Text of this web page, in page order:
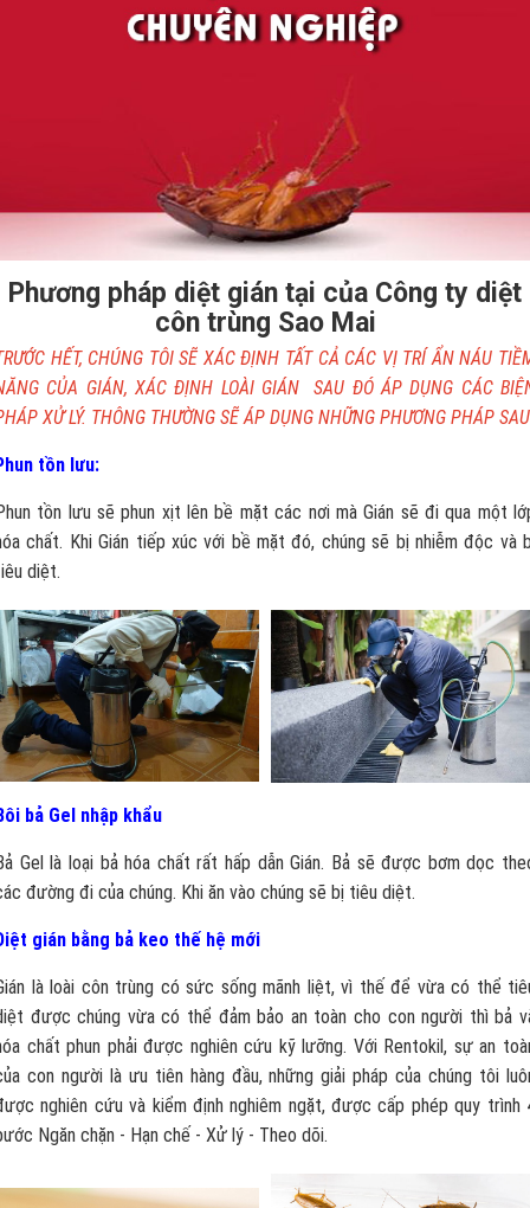
Phương pháp diệt gián tại của Công ty diệt
côn trùng Sao Mai
HẾT, CHÚNG TÔI SẼ XÁC ĐỊNH TẤT CẢ CÁC VỊ TRÍ ẨN NÁU
CỦA GIÁN, XÁC ĐỊNH LOÀI GIÁN SAU ĐÓ ÁP DỤNG CÁC
XỬ LÝ. THÔNG THƯỜNG SẼ ÁP DỤNG NHỮNG PHƯƠNG PHÁP
tồn lưu:
tồn lưu sẽ phun xịt lên bề mặt các nơi mà Gián sẽ đi qua một
chất. Khi Gián tiếp xúc với bề mặt đó, chúng sẽ bị nhiễm độc và
diệt.
bả Gel nhập khẩu
Gel là loại bả hóa chất rất hấp dẫn Gián. Bả sẽ được bơm dọc
đường đi của chúng. Khi ăn vào chúng sẽ bị tiêu diệt.
gián bằng bả keo thế hệ mới
là loài côn trùng có sức sống mãnh liệt, vì thế để vừa có thể
được chúng vừa có thể đảm bảo an toàn cho con người thì bả
chất phun phải được nghiên cứu kỹ lưỡng. Với Rentokil, sự an
con người là ưu tiên hàng đầu, những giải pháp của chúng tôi
nghiên cứu và kiểm định nghiêm ngặt, được cấp phép quy trình
Ngăn chặn - Hạn chế - Xử lý - Theo dõi.